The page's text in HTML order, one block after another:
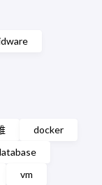
docker
vm